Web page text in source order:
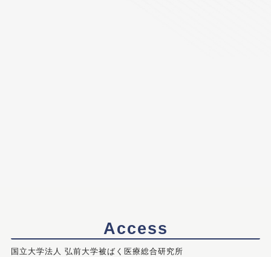
Access
国立大学法人 弘前大学被ばく医療総合研究所